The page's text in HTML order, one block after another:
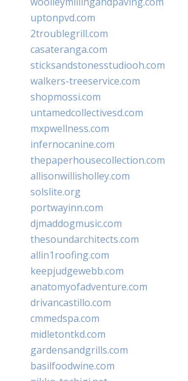
uptonpvd.com
2troublegrill.com
casateranga.com
sticksandstonesstudiooh.com
walkers-treeservice.com
shopmossi.com
untamedcollectivesd.com
mxpwellness.com
infernocanine.com
thepaperhousecollection.com
allisonwillisholley.com
solslite.org
portwayinn.com
djmaddogmusic.com
thesoundarchitects.com
allin1roofing.com
keepjudgewebb.com
anatomyofadventure.com
drivancastillo.com
cmmedspa.com
midletontkd.com
gardensandgrills.com
basilfoodwine.com